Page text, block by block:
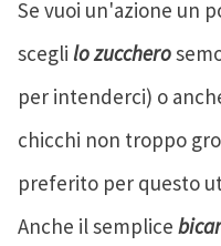
Se vuoi un'azione un
scegli lo zucchero
per intenderci) o
chicchi non troppo
preferito per questo
Anche il semplice